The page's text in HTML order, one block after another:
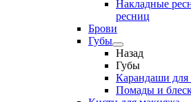
Накладные
ресниц
Брови
Губы
Назад
Губы
Карандаши для
Помады и